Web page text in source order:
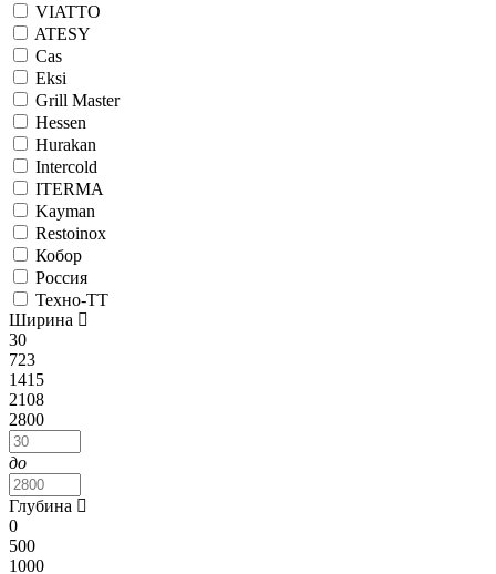
VIATTO
ATESY
Cas
Eksi
Grill Master
Hessen
Hurakan
Intercold
ITERMA
Kayman
Restoinox
Кобор
Россия
Техно-ТТ
Ширина
30
723
1415
2108
2800
до
Глубина
0
500
1000